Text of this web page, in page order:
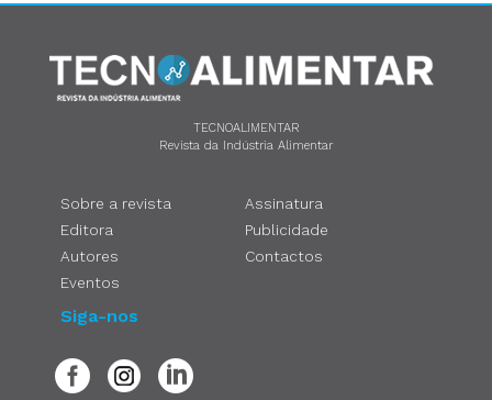
TECNOALIMENTAR
Revista da Indústria Alimentar
Sobre a revista
Editora
Autores
Eventos
Assinatura
Publicidade
Contactos
Siga-nos